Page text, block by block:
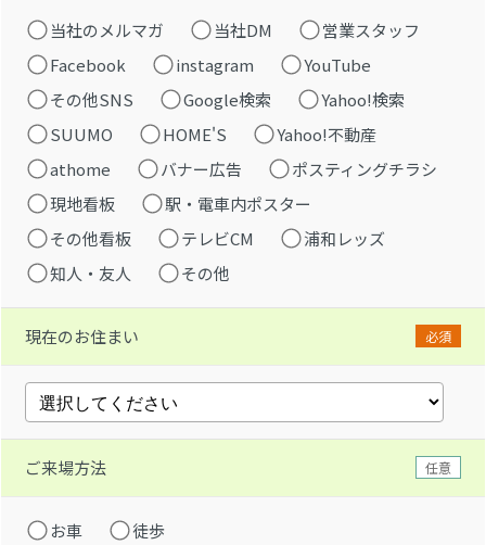
当社のメルマガ 当社DM
営業スタッフ
Facebook
instagram
YouTube
その他SNS
Google検索
Yahoo!検索
SUUMO
HOME'S
Yahoo!不動産
athome
バナー広告
ポスティングチラシ
現地看板
駅・電車内ポスター
その他看板
テレビCM
浦和レッズ
知人・友人
その他
現在のお住まい 必須
ご来場方法 任意
お車 徒歩